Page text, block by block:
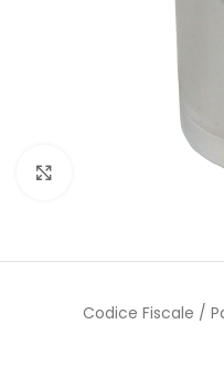
Codice Fiscale /